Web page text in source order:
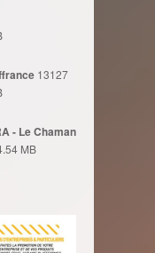
13127
- Le Chaman
MB